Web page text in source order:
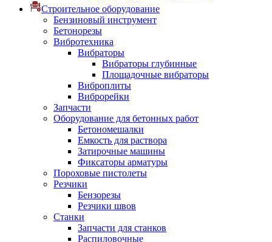
Строительное оборудование
Бензиновый инструмент
Бетонорезы
Вибротехника
Вибраторы
Вибраторы глубинные
Площадочные вибраторы
Виброплиты
Виброрейки
Запчасти
Оборудование для бетонных работ
Бетономешалки
Емкость для раствора
Затирочные машины
Фиксаторы арматуры
Пороховые пистолеты
Резчики
Бензорезы
Резчики швов
Станки
Запчасти для станков
Распиловочные